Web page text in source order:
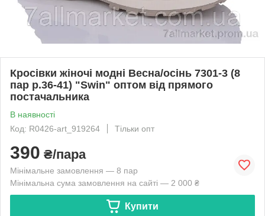
Кросівки жіночі модні Весна/осінь 7301-3 (8
пар р.36-41) "Swin" оптом від прямого
постачальника
В наявності
Код: R0426-art_919264
Тільки опт
390 ₴/пара
Мінімальне замовлення — 8 пар
Мінімальна сума замовлення на сайті — 2 000 ₴
Купити